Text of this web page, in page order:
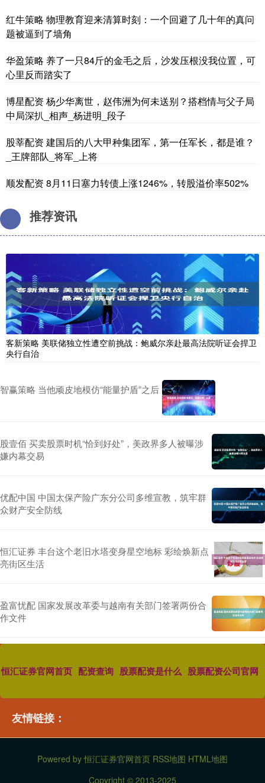
红牛策略 物理教育迎来清算时刻：一个回避了几十年的真问
题被逼到了墙角
华盈策略 养了一只84斤的金毛之后，沙发压根没我位置，可
心里反而踏实了
博星配资 杨少华离世，赵伟洲为何未送别？搭档情与父子局
中局深扒_相声_杨进明_段子
股莘配资 建国后的八大甲种集团军，第一任军长，都是谁？
_王牌部队_将军_上将
顺发配资 8月11日塞力转债上涨1246%，转股溢价率502%
推荐资讯
客新策略 美联储独立性遭空前挑战：鲍威尔亲赴最高法院听证会捍卫
央行自治
智赢策略 当他顽皮地模仿“能量护盾”之后
股壹佰 买卖股票时机“恰到好处”，美政界多人被曝涉
嫌内幕交易
优配中国 中国太保产险广东分公司多维宣教，筑牢群
众财产安全防线
恒汇证券 丰台这个老旧水塔变身星空地标 彩绘焕新点
亮街区生活
盈富忧配 国家发展改革委与越南有关部门签署两份合
作文件
恒汇证券官网首页 配资查询 股票配资是什么 股票配资公司官网
友情链接：
Powered by恒汇证券官网首页 RSS地图 HTML地图
Copyright © 2013-2025